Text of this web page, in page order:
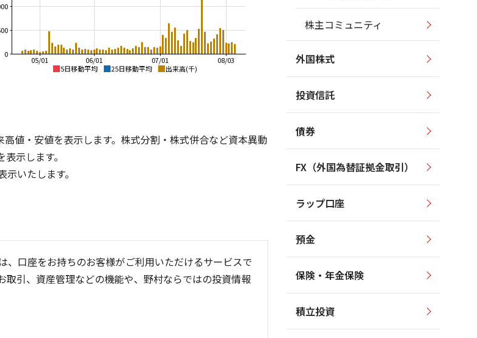
5日移動平均 25日移動平均 出来高(千)
08/03
07/01
06/01
05/01
0
1,500
値・安値を表示します。株式分割・株式併合など資本異動
示します。
いたします。
、口座をお持ちのお客様がご利用いただけるサービスで
取引、資産管理などの機能や、野村ならではの投資情報
株主コミュニティ
外国株式
投資信託
債券
FX（外国為替証拠金取引）
ラップ口座
預金
保険・年金保険
積立投資